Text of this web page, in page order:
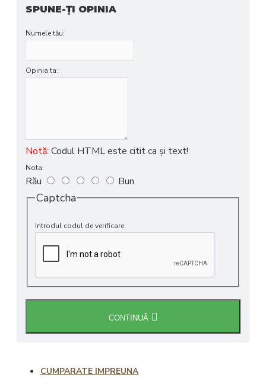
SPUNE-ŢI OPINIA
Numele tău:
Opinia ta:
Notă: Codul HTML este citit ca şi text!
Nota:
Rău Bun
Captcha
Introdul codul de verificare
CONTINUĂ
CUMPARATE IMPREUNA